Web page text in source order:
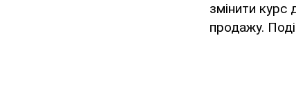
змінити курс
продажу.